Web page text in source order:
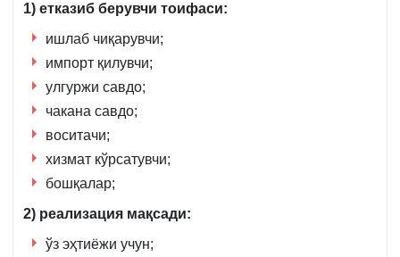
1) етказиб берувчи тоифаси:
ишлаб чиқарувчи;
импорт қилувчи;
улгуржи савдо;
чакана савдо;
воситачи;
хизмат кўрсатувчи;
бошқалар;
2) реализация мақсади:
ўз эҳтиёжи учун;